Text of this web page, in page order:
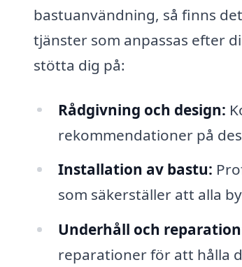
bastuanvändning, så finns
tjänster som anpassas efter
stötta dig på:
Rådgivning och design:
rekommendationer på
Installation av bastu:
som säkerställer att alla
Underhåll och
reparationer för att hålla